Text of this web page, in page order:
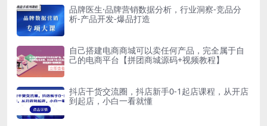
品牌医生·品牌营销数据分析，行业洞察-竞品分
析-产品开发-爆品打造
自己搭建电商商城可以卖任何产品，完全属于自
己的电商平台【拼团商城源码+视频教程】
抖店干货交流圈，抖店新手0-1起店课程，从开店
到起店，小白一看就懂